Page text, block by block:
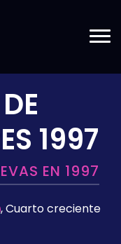
1997
EN 1997
, Cuarto creciente